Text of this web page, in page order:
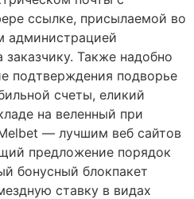
ссылке, присылаемой во
администрацией
Также надобно
подтверждения подворье
счеты, еликий
на веленный при
— лучшим веб сайтов
предложение порядок
бонусный блокпакет
ставку в видах